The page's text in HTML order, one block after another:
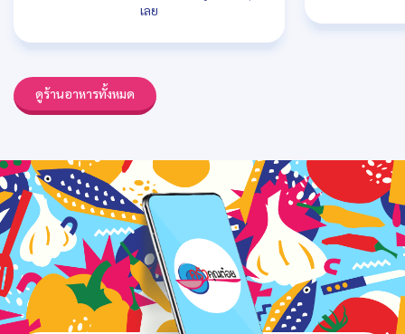
เลย
ดูร้านอาหารทั้งหมด